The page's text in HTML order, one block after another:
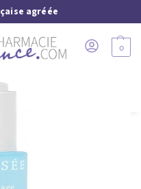
agréée
0